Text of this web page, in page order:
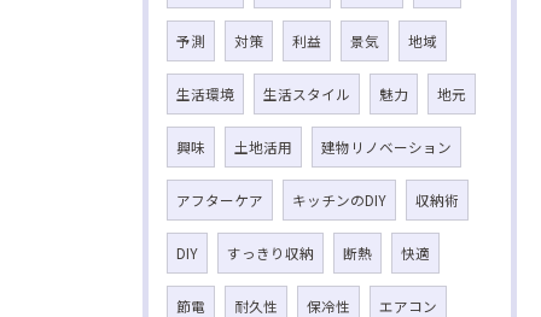
予測 対策 利益 景気 地域
生活環境 生活スタイル 魅力 地元
興味 土地活用 建物リノベーション
アフターケア キッチンのDIY 収納術
DIY すっきり収納 断熱 快適
節電 耐久性 保冷性 エアコン